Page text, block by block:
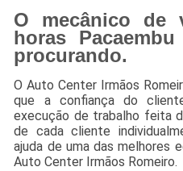
O mecânico de
horas
procurando.
O Auto Center Irmãos
que a confiança do
execução de trabalho feita
de cada cliente
ajuda de uma das melhores
Auto Center Irmãos Romeiro.